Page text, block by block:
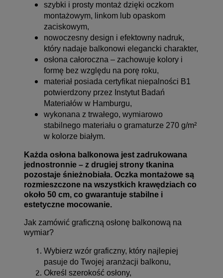
szybki i prosty montaż dzięki oczkom
montażowym, linkom lub opaskom
zaciskowym,
nowoczesny design i efektowny nadruk,
który nadaje balkonowi elegancki charakter,
osłona całoroczna – zachowuje kolory i
formę bez względu na porę roku,
materiał posiada certyfikat niepalności B1
potwierdzony przez Instytut Badań
Materiałów w Hamburgu,
wykonana z trwałego, wymiarowo
stabilnego materiału o gramaturze 270 g/m²
w kolorze białym.
Każda osłona balkonowa jest zadrukowana
jednostronnie – z drugiej strony tkanina
pozostaje śnieżnobiała. Oczka montażowe są
rozmieszczone na wszystkich krawędziach co
około 50 cm, co gwarantuje stabilne i
estetyczne mocowanie.
Jak zamówić graficzną osłonę balkonową na
wymiar?
Wybierz wzór graficzny, który najlepiej
pasuje do Twojej aranżacji balkonu,
Określ szerokość osłony,